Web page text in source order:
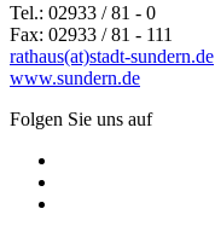
Tel.: 02933 / 81 - 0
Fax: 02933 / 81 - 111
rathaus(at)stadt-sundern.de
www.sundern.de
Folgen Sie uns auf